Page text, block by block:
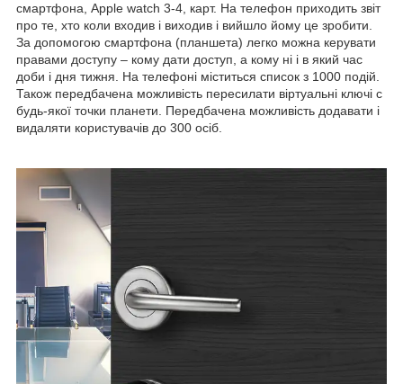
смартфона, Apple watch 3-4, карт. На телефон приходить звіт
про те, хто коли входив і виходив і вийшло йому це зробити.
За допомогою смартфона (планшета) легко можна керувати
правами доступу – кому дати доступ, а кому ні і в який час
доби і дня тижня. На телефоні міститься список з 1000 подій.
Також передбачена можливість пересилати віртуальні ключі c
будь-якої точки планети. Передбачена можливість додавати і
видаляти користувачів до 300 осіб.